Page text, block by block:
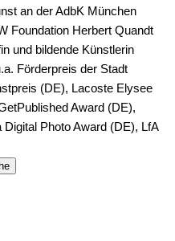
an der AdbK München
Foundation Herbert Quandt
und bildende Künstlerin
Förderpreis der Stadt
(DE), Lacoste Elysee
Award (DE),
Photo Award (DE), LfA